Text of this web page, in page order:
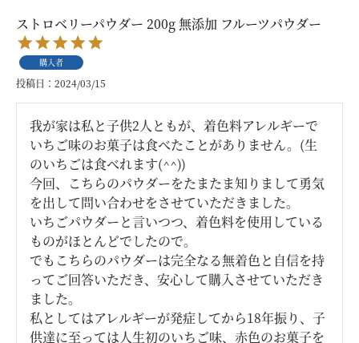
ストロベリーパウダー 200g 無添加 フルーツパウダー
購入者
投稿日 2024/03/15
我が家は私と子供2人ともが、着色料アレルギーで
いちご味のお菓子は食べたことがありません。(生
のいちごは食べれます(^^))
今回、こちらのパウダーをたまたま知りまして勇気
を出して問い合わせをさせていただきました。
いちごパウダーと言いつつ、着色料を使用している
ものがほとんどでしたので。
でもこちらのパウダーは完全なる無着色と自信を持
ってご回答いただき、安心して購入させていただき
ました。
私としてはアレルギーが発症してから18年振り、子
供達に至っては人生初のいちご味、赤色のお菓子を